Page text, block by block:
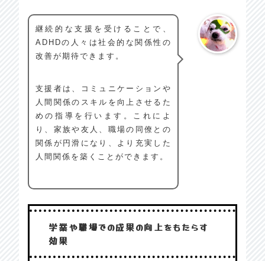
継続的な支援を受けることで、
ADHDの人々は社会的な関係性の
改善が期待できます。
支援者は、コミュニケーションや
人間関係のスキルを向上させるた
めの指導を行います。これによ
り、家族や友人、職場の同僚との
関係が円滑になり、より充実した
人間関係を築くことができます。
学業や職場での成果の向上をもたらす
効果